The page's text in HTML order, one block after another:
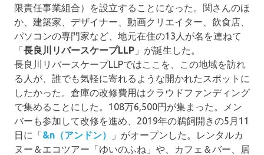
限責任事業組合）を設立することになった。関さんのほ
か、建築家、デザイナー、動画クリエイター、飲食店、
パソコンの専門家など、地元在住の13人が名を連ねて
「長良川リバースケープLLP 」が誕生した。
長良川リバースケープLLPではここを、この地域を訪れ
る人が、誰でも気軽に寄れるような開かれたスポットに
したかった。倉庫の改修費用はクラウドファンディング
で集めることにした。108万6,500円が集まった。メン
バーも参加して改修を進め、2019年の鵜飼開きの5月11
日に「&n（アンドン）
」がオープンした。レンタルカ
ヌー＆エコツアー「ゆいのふね」や、カフェ＆バー、居